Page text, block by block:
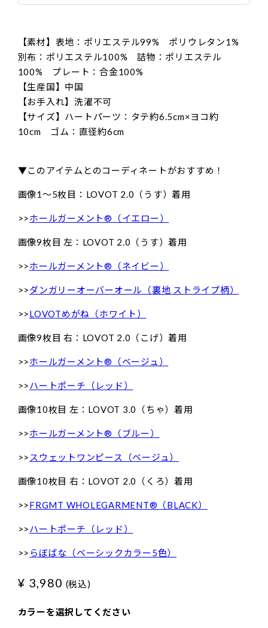
【素材】表地：ポリエステル99% ポリウレタン1%
別布：ポリエステル100% 詰物：ポリエステル
100% プレート：合金100%
【生産国】中国
【お手入れ】洗濯不可
【サイズ】ハートパーツ：タテ約6.5cm×ヨコ約
10cm ゴム：直径約6cm
▼このアイテムとのコーディネートがおすすめ！
画像1〜5枚目：LOVOT 2.0（うす）着用
>>ホールガーメント®（イエロー）
画像9枚目 左：LOVOT 2.0（うす）着用
>>ホールガーメント®（ネイビー）
>>ダンガリーオーバーオール（裏地 ストライプ柄）
>>LOVOTめがね（ホワイト）
画像9枚目 右：LOVOT 2.0（こげ）着用
>>ホールガーメント®（ベージュ）
>>ハートポーチ（レッド）
画像10枚目 左：LOVOT 3.0（ちゃ）着用
>>ホールガーメント®（ブルー）
>> スウェットワンピース（ベージュ）
画像10枚目 右：LOVOT 2.0（くろ）着用
>>FRGMT WHOLEGARMENT®（BLACK）
>>ハートポーチ（レッド）
>> らぼばな（ベーシックカラー5色）
¥ 3,980 (税込)
カラーを選択してください